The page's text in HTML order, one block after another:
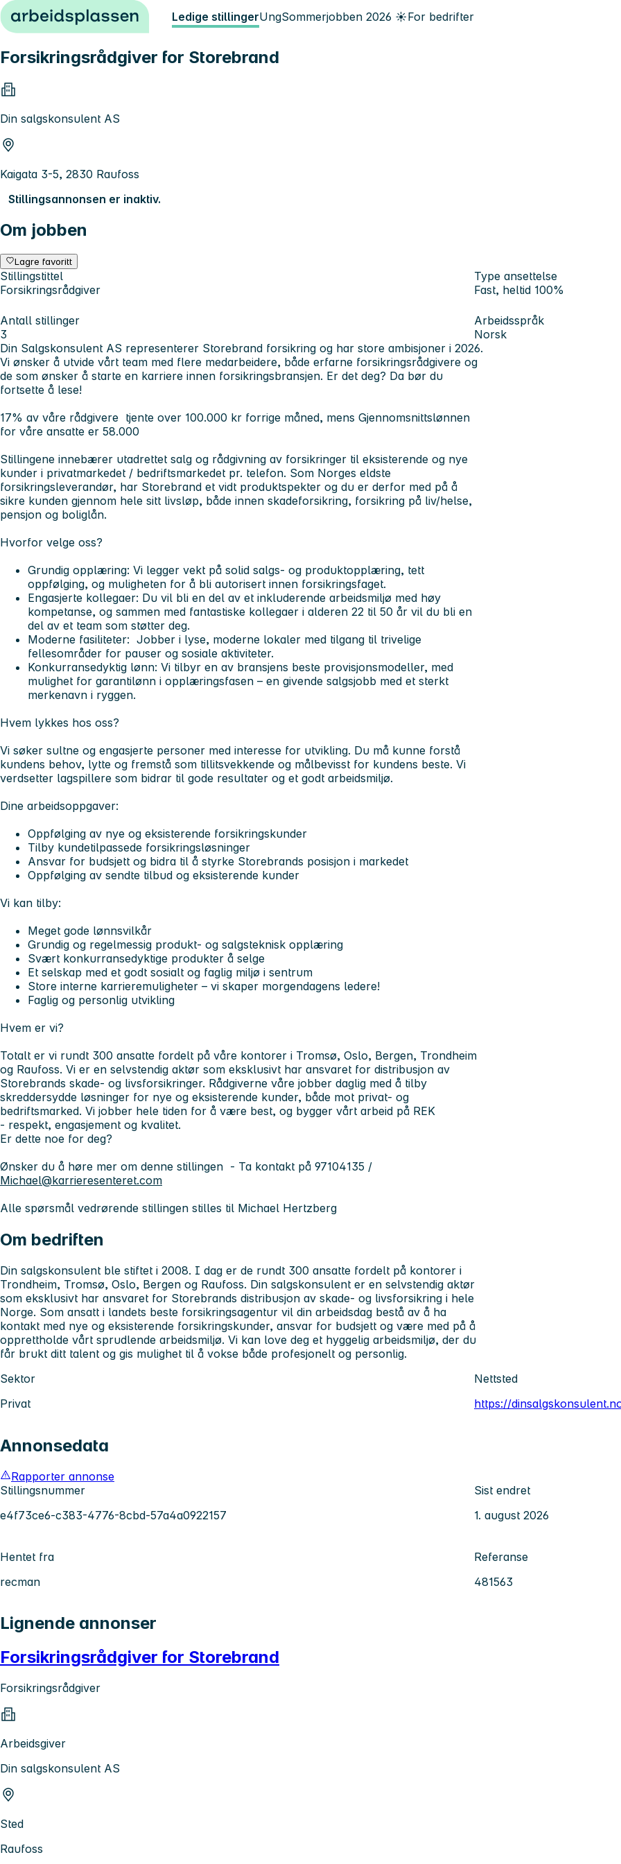
Hopp til innhold Ledige stillingerUngSommerjobben 2026 ☀️For bedrifter
Forsikringsrådgiver for Storebrand
Din salgskonsulent AS
Kaigata 3-5, 2830 Raufoss
Stillingsannonsen er inaktiv.
Om jobben
Lagre favoritt
Stillingstittel
Forsikringsrådgiver
Type ansettelse
Fast, heltid 100%
Antall stillinger
3
Arbeidsspråk
Norsk
Din Salgskonsulent AS representerer Storebrand forsikring og har store ambisjoner i 2026.
Vi ønsker å utvide vårt team med flere medarbeidere, både erfarne forsikringsrådgivere og
de som ønsker å starte en karriere innen forsikringsbransjen. Er det deg? Da bør du
fortsette å lese!
17% av våre rådgivere tjente over 100.000 kr forrige måned, mens Gjennomsnittslønnen
for våre ansatte er 58.000
Stillingene innebærer utadrettet salg og rådgivning av forsikringer til eksisterende og nye
kunder i privatmarkedet / bedriftsmarkedet pr. telefon. Som Norges eldste
forsikringsleverandør, har Storebrand et vidt produktspekter og du er derfor med på å
sikre kunden gjennom hele sitt livsløp, både innen skadeforsikring, forsikring på liv/helse,
pensjon og boliglån.
Hvorfor velge oss?
Grundig opplæring: Vi legger vekt på solid salgs- og produktopplæring, tett
oppfølging, og muligheten for å bli autorisert innen forsikringsfaget.
Engasjerte kollegaer: Du vil bli en del av et inkluderende arbeidsmiljø med høy
kompetanse, og sammen med fantastiske kollegaer i alderen 22 til 50 år vil du bli en
del av et team som støtter deg.
Moderne fasiliteter: Jobber i lyse, moderne lokaler med tilgang til trivelige
fellesområder for pauser og sosiale aktiviteter.
Konkurransedyktig lønn: Vi tilbyr en av bransjens beste provisjonsmodeller, med
mulighet for garantilønn i opplæringsfasen – en givende salgsjobb med et sterkt
merkenavn i ryggen.
Hvem lykkes hos oss?
Vi søker sultne og engasjerte personer med interesse for utvikling. Du må kunne forstå
kundens behov, lytte og fremstå som tillitsvekkende og målbevisst for kundens beste. Vi
verdsetter lagspillere som bidrar til gode resultater og et godt arbeidsmiljø.
Dine arbeidsoppgaver:
Oppfølging av nye og eksisterende forsikringskunder
Tilby kundetilpassede forsikringsløsninger
Ansvar for budsjett og bidra til å styrke Storebrands posisjon i markedet
Oppfølging av sendte tilbud og eksisterende kunder
Vi kan tilby:
Meget gode lønnsvilkår
Grundig og regelmessig produkt- og salgsteknisk opplæring
Svært konkurransedyktige produkter å selge
Et selskap med et godt sosialt og faglig miljø i sentrum
Store interne karrieremuligheter – vi skaper morgendagens ledere!
Faglig og personlig utvikling
Hvem er vi?
Totalt er vi rundt 300 ansatte fordelt på våre kontorer i Tromsø, Oslo, Bergen, Trondheim
og Raufoss. Vi er en selvstendig aktør som eksklusivt har ansvaret for distribusjon av
Storebrands skade- og livsforsikringer. Rådgiverne våre jobber daglig med å tilby
skreddersydde løsninger for nye og eksisterende kunder, både mot privat- og
bedriftsmarked. Vi jobber hele tiden for å være best, og bygger vårt arbeid på REK
- respekt, engasjement og kvalitet.
Er dette noe for deg?
Ønsker du å høre mer om denne stillingen - Ta kontakt på 97104135 /
Michael@karrieresenteret.com
Alle spørsmål vedrørende stillingen stilles til Michael Hertzberg
Om bedriften
Din salgskonsulent ble stiftet i 2008. I dag er de rundt 300 ansatte fordelt på kontorer i
Trondheim, Tromsø, Oslo, Bergen og Raufoss. Din salgskonsulent er en selvstendig aktør
som eksklusivt har ansvaret for Storebrands distribusjon av skade- og livsforsikring i hele
Norge. Som ansatt i landets beste forsikringsagentur vil din arbeidsdag bestå av å ha
kontakt med nye og eksisterende forsikringskunder, ansvar for budsjett og være med på å
opprettholde vårt sprudlende arbeidsmiljø. Vi kan love deg et hyggelig arbeidsmiljø, der du
får brukt ditt talent og gis mulighet til å vokse både profesjonelt og personlig.
Sektor
Privat
Nettsted
https://
Annonsedata
Rapporter annonse
Stillingsnummer
e4f73ce6-c383-4776-8cbd-57a4a0922157
Sist endret
1. august 2026
Hentet fra
recman
Referanse
481563
Lignende annonser
Forsikringsrådgiver for Storebrand
Forsikringsrådgiver
Arbeidsgiver
Din salgskonsulent AS
Sted
Raufoss